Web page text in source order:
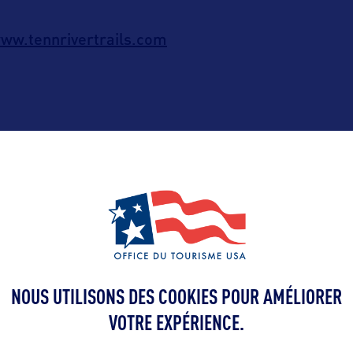
ALLEZ PLUS LOIN
Contact presse
NOUS UTILISONS DES COOKIES POUR AMÉLIORER
VOTRE EXPÉRIENCE.